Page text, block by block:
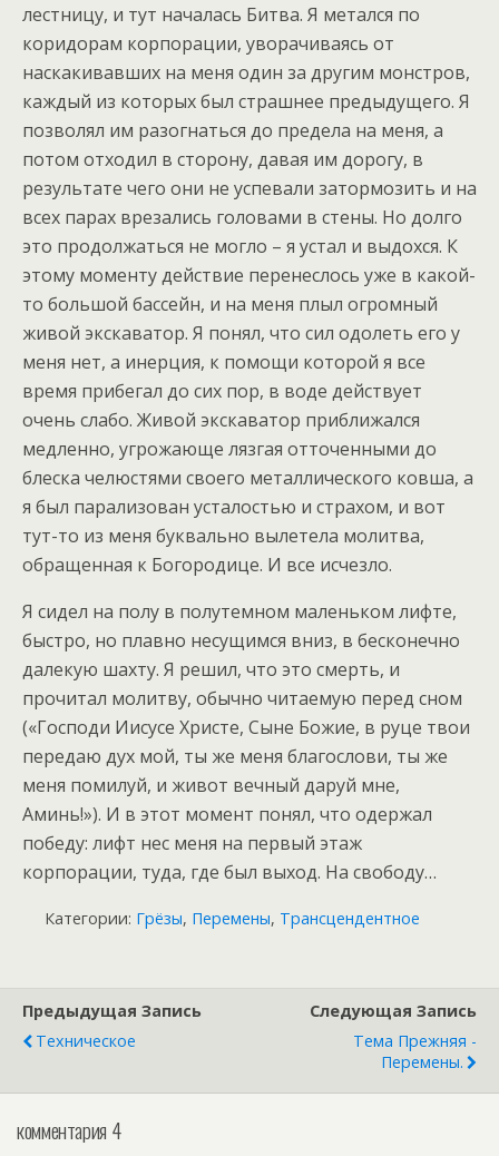
лестницу, и тут началась Битва. Я метался по
коридорам корпорации, уворачиваясь от
наскакивавших на меня один за другим монстров,
каждый из которых был страшнее предыдущего. Я
позволял им разогнаться до предела на меня, а
потом отходил в сторону, давая им дорогу, в
результате чего они не успевали затормозить и на
всех парах врезались головами в стены. Но долго
это продолжаться не могло – я устал и выдохся. К
этому моменту действие перенеслось уже в какой-
то большой бассейн, и на меня плыл огромный
живой экскаватор. Я понял, что сил одолеть его у
меня нет, а инерция, к помощи которой я все
время прибегал до сих пор, в воде действует
очень слабо. Живой экскаватор приближался
медленно, угрожающе лязгая отточенными до
блеска челюстями своего металлического ковша, а
я был парализован усталостью и страхом, и вот
тут-то из меня буквально вылетела молитва,
обращенная к Богородице. И все исчезло.
Я сидел на полу в полутемном маленьком лифте,
быстро, но плавно несущимся вниз, в бесконечно
далекую шахту. Я решил, что это смерть, и
прочитал молитву, обычно читаемую перед сном
(«Господи Иисусе Христе, Сыне Божие, в руце твои
передаю дух мой, ты же меня благослови, ты же
меня помилуй, и живот вечный даруй мне,
Аминь!»). И в этот момент понял, что одержал
победу: лифт нес меня на первый этаж
корпорации, туда, где был выход. На свободу…
Категории: Грёзы, Перемены, Трансцендентное
Предыдущая Запись
Техническое
Следующая Запись
Тема Прежняя -
Перемены.
комментария 4